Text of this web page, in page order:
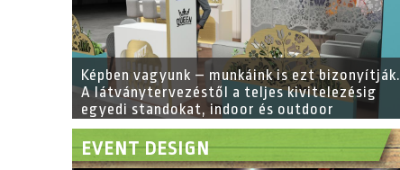
Képben vagyunk – munkáink is ezt bizonyítják.
A látványtervezéstől a teljes kivitelezésig
egyedi standokat, indoor és outdoor
installációkat, event designt, díszleteket,
bútorokat és belsőépítészeti megoldásokat
valósítunk meg.
EVENT DESIGN